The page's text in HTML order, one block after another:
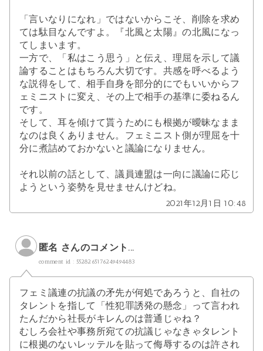
「言いなりになれ」ではないからこそ、削除を求め
ては駄目なんですよ。『北風と太陽』の北風になっ
てしまいます。
一方で、「私はこう思う」と伝え、理屈を示して議
論することはもちろん大切です。共感を呼べるよう
な説得をして、相手自身を部分的にでもいいからフ
ェミニストに変え、その上で相手の基準に委ねるん
です。
そして、耳を傾けて貰うためにも根拠が曖昧なまま
なのは良くありません。フェミニスト側が理屈を十
分に煮詰めておかないと議論になりません。
それ以前の話として、議員連盟は一向に議論に応じ
ようという姿勢を見せませんけどね。
2021年12月1日 10:48
匿名 さんのコメント...
comment id : 5528265176249494483
フェミ議連の抗議の矛先が何処であろうと、自社の
タレントを指して「性犯罪誘発の懸念」って言われ
たんだから社長がキレんのは普通じゃね？
むしろ会社や事務所宛ての抗議じゃなきゃタレント
に根拠のないレッテルを貼って侮辱するのは許され